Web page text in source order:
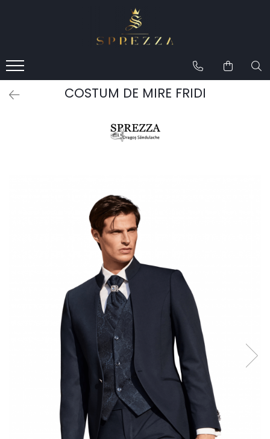
Costume de mire 2026
Redingotă bărbați
Frac bărbați
Ace Pin pentru Guler Cămașă
Rochii de mireasă 2027
Pantofi de mireasă
Costume damă elegante
Vesta la comanda
COSTUM DE MIRE FRIDI